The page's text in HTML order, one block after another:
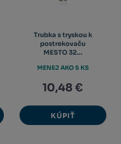
Trubka s tryskou k
postrekovaču
MESTO 32...
10,48 €
KÚPIŤ
MENEJ AKO 5 KS